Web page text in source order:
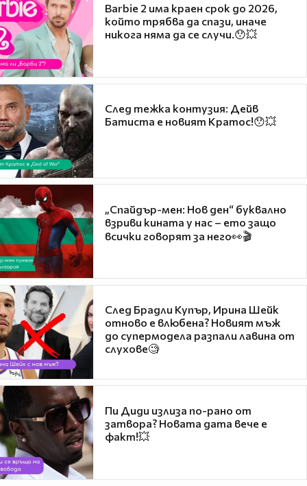
Barbie 2 има краен срок до 2026,
който трябва да спази, иначе
никога няма да се случи.😯💥
След тежка контузия: Дейв
Батиста е новият Кратос!😯💥
„Спайдър-мен: Нов ден“ буквално
взриви кината у нас – ето защо
всички говорят за него👀🎬
След Брадли Купър, Ирина Шейк
отново е влюбена? Новият мъж
до супермодела разпали лавина от
слухове🧐
Пи Диди излиза по-рано от
затвора? Новата дата вече е
факт!💥